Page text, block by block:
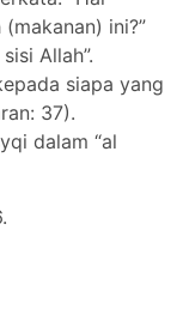
ini?”
Allah”.
siapa yang
37).
dalam “al